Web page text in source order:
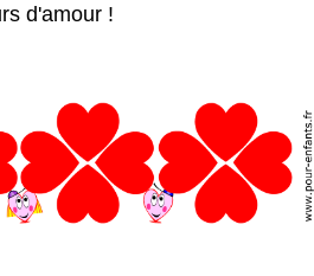
d'amour !